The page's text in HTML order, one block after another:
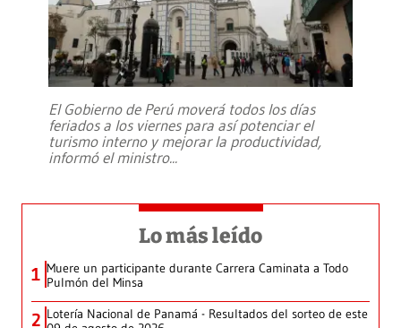
El Gobierno de Perú moverá todos los días
feriados a los viernes para así potenciar el
turismo interno y mejorar la productividad,
informó el ministro...
Lo más leído
1 Muere un participante durante Carrera Caminata a Todo
Pulmón del Minsa
2 Lotería Nacional de Panamá - Resultados del sorteo de este